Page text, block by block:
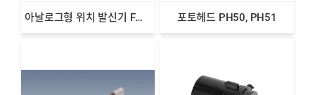
아날로그형 위치 발신기 FW80 포토헤드 PH50, PH51